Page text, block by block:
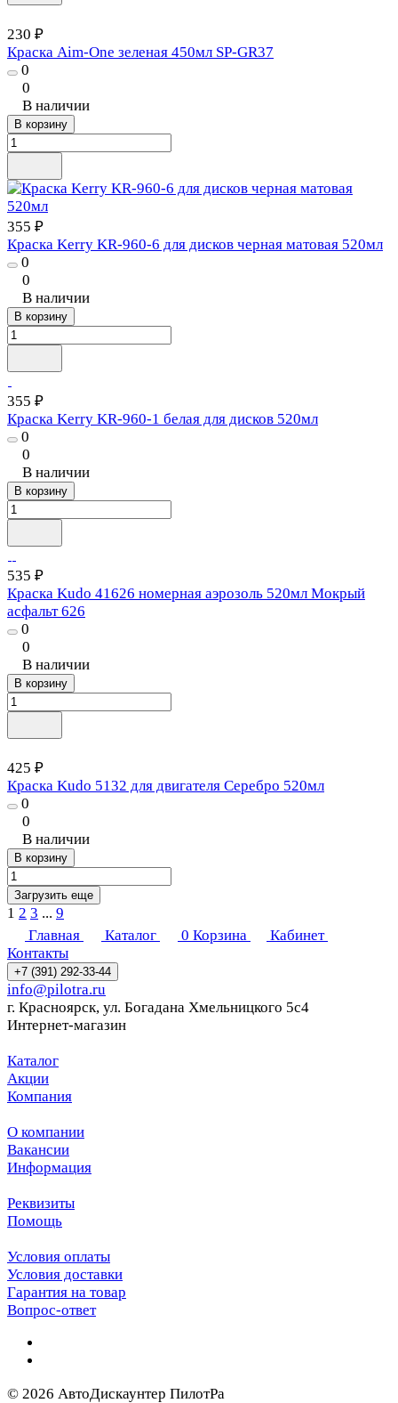
230 ₽
Краска Aim-One зеленая 450мл SP-GR37
0
0
В наличии
В корзину
355 ₽
Краска Kerry KR-960-6 для дисков черная матовая 520мл
0
0
В наличии
В корзину
355 ₽
Краска Kerry KR-960-1 белая для дисков 520мл
0
0
В наличии
В корзину
535 ₽
Краска Kudo 41626 номерная аэрозоль 520мл Мокрый
асфальт 626
0
0
В наличии
В корзину
425 ₽
Краска Kudo 5132 для двигателя Серебро 520мл
0
0
В наличии
В корзину
Загрузить еще
1 2 3 ... 9
Главная
Каталог 0 Корзина
Кабинет
Контакты
+7 (391) 292-33-44
info@pilotra.ru
г. Красноярск, ул. Богадана Хмельницкого 5с4
Интернет-магазин
Каталог
Акции
Компания
О компании
Вакансии
Информация
Реквизиты
Помощь
Условия оплаты
Условия доставки
Гарантия на товар
Вопрос-ответ
© 2026 АвтоДискаунтер ПилотРа